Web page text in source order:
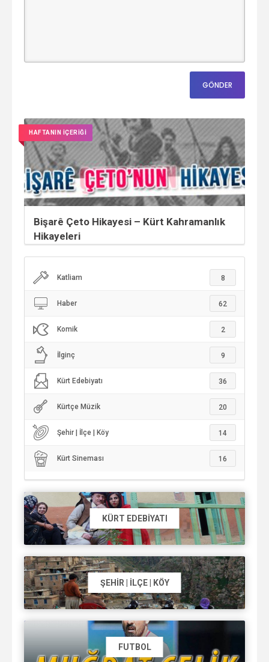
HAFTANIN İÇERİĞİ
Bişarê Çeto Hikayesi – Kürt Kahramanlık
Hikayeleri
Katliam 8
Haber 62
Komik 2
İlginç 9
Kürt Edebiyatı 36
Kürtçe Müzik 20
Şehir | İlçe | Köy 14
Kürt Sineması 16
KÜRT EDEBIYATI
ŞEHIR | İLÇE | KÖY
FUTBOL